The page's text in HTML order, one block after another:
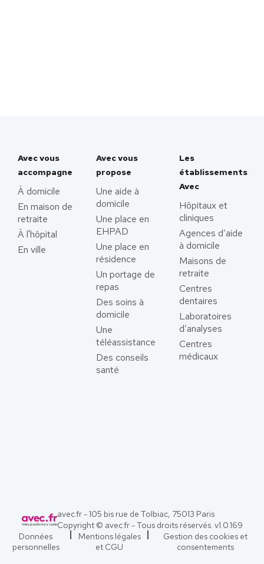
Avec vous
accompagne
À domicile
En maison de
retraite
À l'hôpital
En ville
Avec vous
propose
Une aide à
domicile
Une place en
EHPAD
Une place en
résidence
Un portage de
repas
Des soins à
domicile
Une
téléassistance
Des conseils
santé
Les
établissements
Avec
Hôpitaux et
cliniques
Agences d’aide
à domicile
Maisons de
retraite
Centres
dentaires
Laboratoires
d’analyses
Centres
médicaux
avec.fr - 105 bis rue de Tolbiac, 75013 Paris
Copyright © avec.fr - Tous droits réservés. v1.0.169
Données
personnelles
Mentions légales
et CGU
Gestion des cookies et
consentements